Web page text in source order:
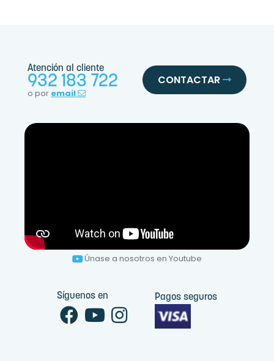
Atención al cliente
932 183 722
o por email
CONTACTAR
Únase a nosotros en Youtube
Síguenos en Pagos seguros